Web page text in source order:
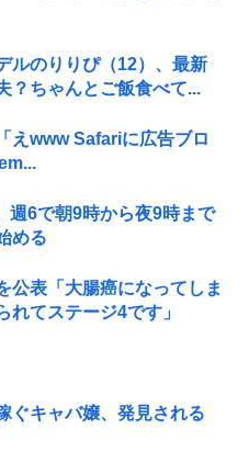
ルのりりぴ（12）、最新
？ちゃんとご飯食べて...
えwww Safariに広告ブロ
週6で朝9時から夜9時まで
める
公表「大腸癌になってしま
れてステージ4です」
ぐキャバ嬢、発見される